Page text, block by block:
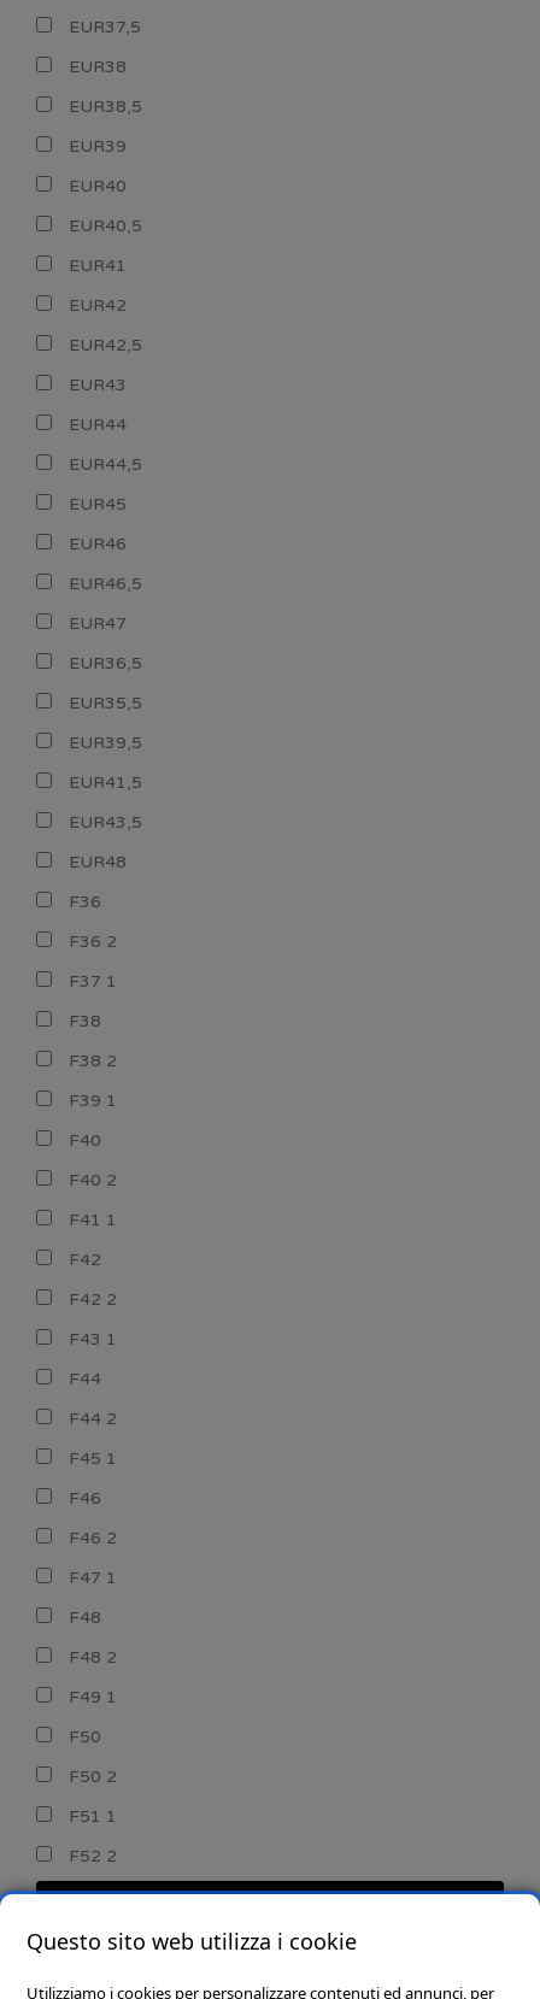
EUR37,5
EUR38
EUR38,5
EUR39
EUR40
EUR40,5
EUR41
EUR42
EUR42,5
EUR43
EUR44
EUR44,5
EUR45
EUR46
EUR46,5
EUR47
EUR36,5
EUR35,5
EUR39,5
EUR41,5
EUR43,5
EUR48
F36
F36 2
F37 1
F38
F38 2
F39 1
F40
F40 2
F41 1
F42
F42 2
F43 1
F44
F44 2
F45 1
F46
F46 2
F47 1
F48
F48 2
F49 1
F50
F50 2
F51 1
F52 2
Questo sito web utilizza i cookie
Utilizziamo i cookies per personalizzare contenuti ed annunci, per